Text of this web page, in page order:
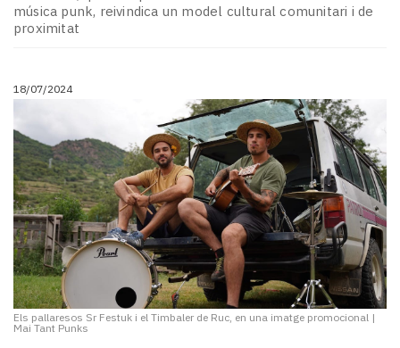
Subscriptors
La
Pallars
patrocinat
Lo
més
llegit...
Editorial
música punk, reivindica un model cultural comunitari i de
proximitat
18/07/2024
Els pallaresos Sr Festuk i el Timbaler de Ruc, en una imatge promocional |
Mai Tant Punks